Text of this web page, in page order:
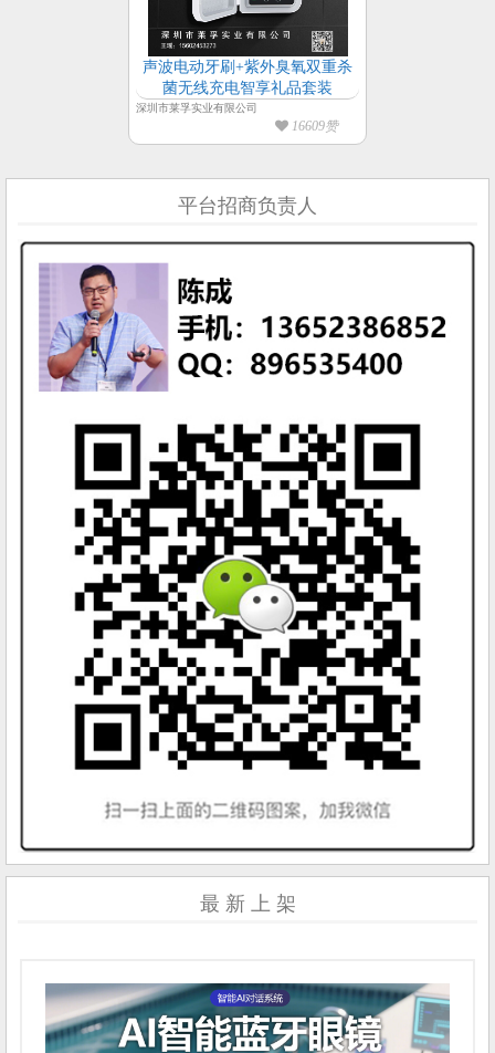
声波电动牙刷+紫外臭氧双重杀
菌无线充电智享礼品套装
深圳市莱孚实业有限公司
16609赞
平台招商负责人
最 新 上 架